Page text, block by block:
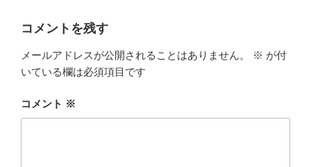
コメントを残す
メールアドレスが公開されることはありません。 ※ が付
いている欄は必須項目です
コメント ※